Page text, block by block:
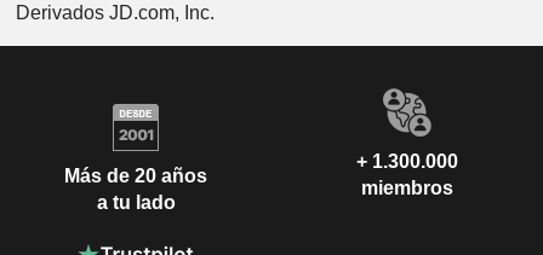
Derivados JD.com, Inc.
Más de 20 años
a tu lado
+ 1.300.000
miembros